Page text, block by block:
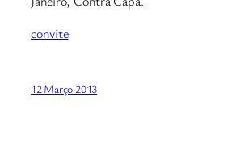
convite
12 Março 2013